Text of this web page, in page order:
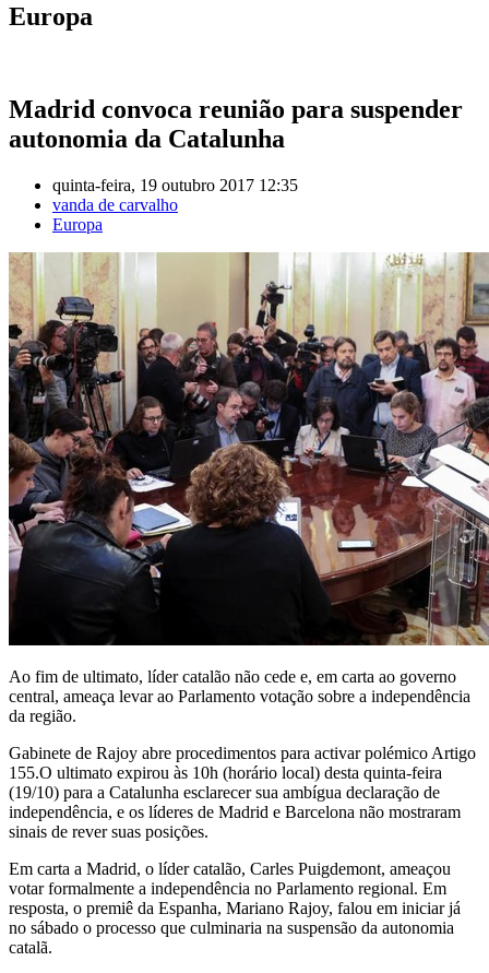
Europa
Madrid convoca reunião para suspender
autonomia da Catalunha
quinta-feira, 19 outubro 2017 12:35
vanda de carvalho
Europa
Ao fim de ultimato, líder catalão não cede e, em carta ao governo
central, ameaça levar ao Parlamento votação sobre a independência
da região.
Gabinete de Rajoy abre procedimentos para activar polémico Artigo
155.O ultimato expirou às 10h (horário local) desta quinta-feira
(19/10) para a Catalunha esclarecer sua ambígua declaração de
independência, e os líderes de Madrid e Barcelona não mostraram
sinais de rever suas posições.
Em carta a Madrid, o líder catalão, Carles Puigdemont, ameaçou
votar formalmente a independência no Parlamento regional. Em
resposta, o premiê da Espanha, Mariano Rajoy, falou em iniciar já
no sábado o processo que culminaria na suspensão da autonomia
catalã.